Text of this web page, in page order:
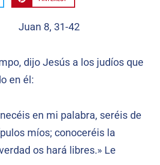
dijo Jesús a los judíos que
en él:
en mi palabra, seréis de
míos; conoceréis la
os hará libres.» Le